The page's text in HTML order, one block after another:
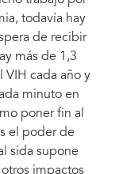
todavía hay
de recibir
más de 1,3
VIH cada año y
minuto en
poner fin al
el poder de
sida supone
impactos